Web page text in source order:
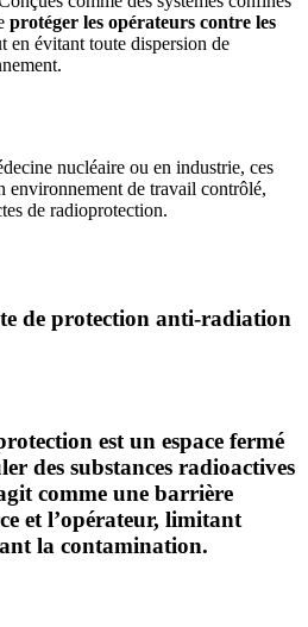
protéger les opérateurs contre les
en évitant toute dispersion de
nucléaire ou en industrie, ces
environnement de travail contrôlé,
de radioprotection.
de protection anti-radiation
est un espace fermé
des substances radioactives
comme une barrière
et l’opérateur, limitant
la contamination.